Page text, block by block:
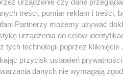
treści, pomiar reklam i treści,
Partnerzy możemy używać
urządzenia do celów
tych technologii poprzez
przycisk ustawień
danych nie wymagają